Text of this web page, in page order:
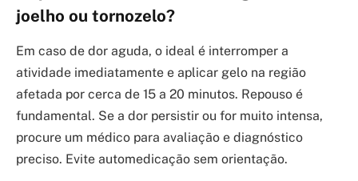
joelho ou tornozelo?
Em caso de dor aguda, o ideal é interromper a
atividade imediatamente e aplicar gelo na região
afetada por cerca de 15 a 20 minutos. Repouso é
fundamental. Se a dor persistir ou for muito intensa,
procure um médico para avaliação e diagnóstico
preciso. Evite automedicação sem orientação.